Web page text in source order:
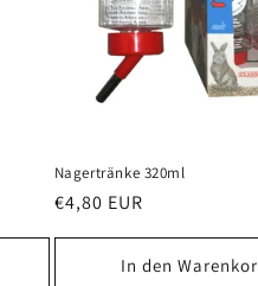
Nagertränke 320ml
Normaler
€4,80 EUR
In den